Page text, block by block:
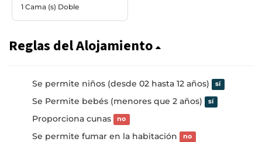
1 Cama (s) Doble
Reglas del Alojamiento
Se permite niños (desde 02 hasta 12 años) sí
Se Permite bebés (menores que 2 años) sí
Proporciona cunas no
Se permite fumar en la habitación no